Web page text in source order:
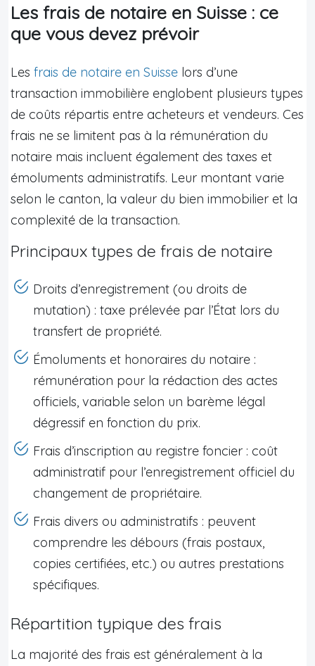
Les frais de notaire en Suisse : ce
que vous devez prévoir
Les frais de notaire en Suisse lors d’une
transaction immobilière englobent plusieurs types
de coûts répartis entre acheteurs et vendeurs. Ces
frais ne se limitent pas à la rémunération du
notaire mais incluent également des taxes et
émoluments administratifs. Leur montant varie
selon le canton, la valeur du bien immobilier et la
complexité de la transaction.
Principaux types de frais de notaire
Droits d’enregistrement (ou droits de
mutation) : taxe prélevée par l’État lors du
transfert de propriété.
Émoluments et honoraires du notaire :
rémunération pour la rédaction des actes
officiels, variable selon un barème légal
dégressif en fonction du prix.
Frais d’inscription au registre foncier : coût
administratif pour l’enregistrement officiel du
changement de propriétaire.
Frais divers ou administratifs : peuvent
comprendre les débours (frais postaux,
copies certifiées, etc.) ou autres prestations
spécifiques.
Répartition typique des frais
La majorité des frais est généralement à la